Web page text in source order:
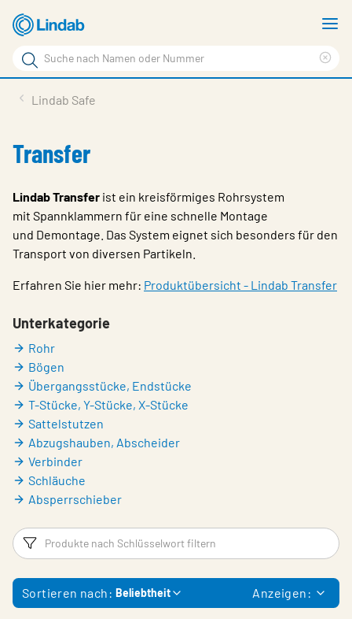
Zum
Hauptinhalt
Suchbegriff
Seite
durchsuchen
Im Fokus
Kontakt
Downloads
Einloggen
Sprache wählen
Switzerland - German
Lindab Safe
Transfer
Lindab Transfer ist ein kreisförmiges Rohrsystem
mit Spannklammern für eine schnelle Montage
und Demontage. Das System eignet sich besonders für den
Transport von diversen Partikeln.
Erfahren Sie hier mehr: Produktübersicht - Lindab Transfer
Unterkategorie
Rohr
Bögen
Übergangsstücke, Endstücke
T-Stücke, Y-Stücke, X-Stücke
Sattelstutzen
Abzugshauben, Abscheider
Verbinder
Schläuche
Absperrschieber
Filter
Sortieren nach: Beliebtheit Anzeigen: